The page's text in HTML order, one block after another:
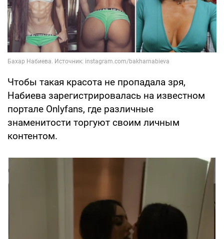
Чтобы такая красота не пропадала зря,
Набиева зарегистрировалась на известном
портале Onlyfans, где различные
знаменитости торгуют своим личным
контентом.